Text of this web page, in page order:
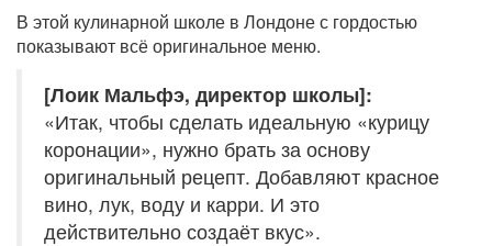
В этой кулинарной школе в Лондоне с гордостью
показывают всё оригинальное меню.
[Лоик Мальфэ, директор школы]:
«Итак, чтобы сделать идеальную «курицу
коронации», нужно брать за основу
оригинальный рецепт. Добавляют красное
вино, лук, воду и карри. И это
действительно создаёт вкус».